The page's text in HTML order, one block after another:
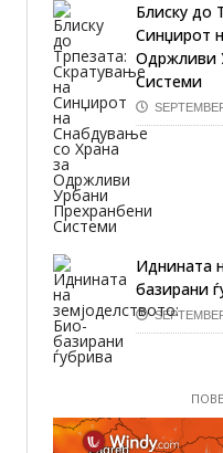
Блиску до
Синџирот
Одржливи
Системи
Иднината
базирани